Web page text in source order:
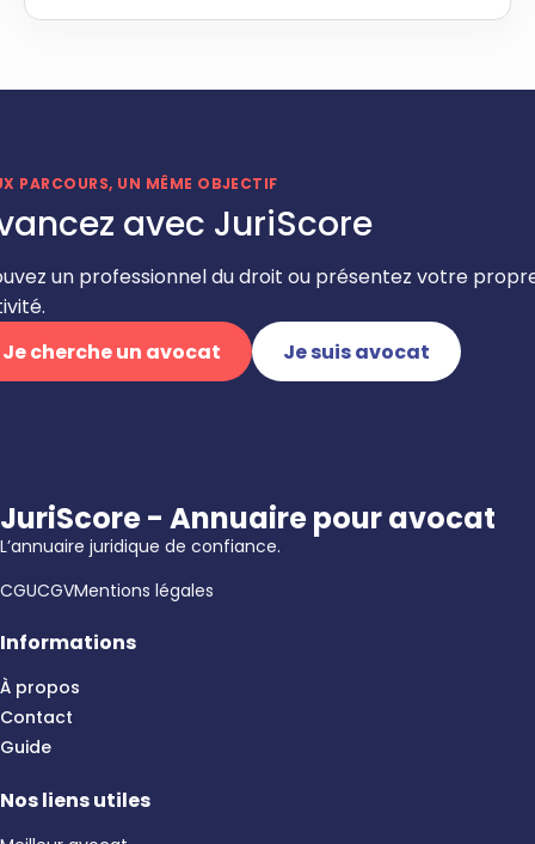
PARCOURS, UN MÊME OBJECTIF
avec JuriScore
un professionnel du droit ou présentez votre
Je cherche un avocat
Je suis avocat
JuriScore - Annuaire pour avocat
L’annuaire juridique de confiance.
CGUCGVMentions légales
Informations
À propos
Contact
Guide
Nos liens utiles